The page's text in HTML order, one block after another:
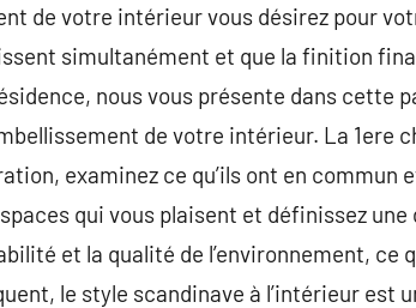
de votre intérieur vous désirez pour
simultanément et que la finition
nous vous présente dans cette
de votre intérieur. La 1ere
examinez ce qu’ils ont en commun
qui vous plaisent et définissez
et la qualité de l’environnement, ce
le style scandinave à l’intérieur est